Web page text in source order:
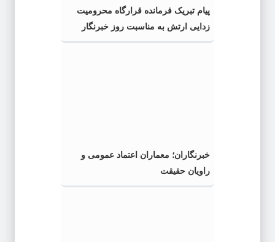
پیام تبریک فرمانده قرارگاه محرومیت‌
زدایی ارتش به مناسبت روز خبرنگار
خبرنگاران؛ معماران اعتماد عمومی و
راویان حقیقت